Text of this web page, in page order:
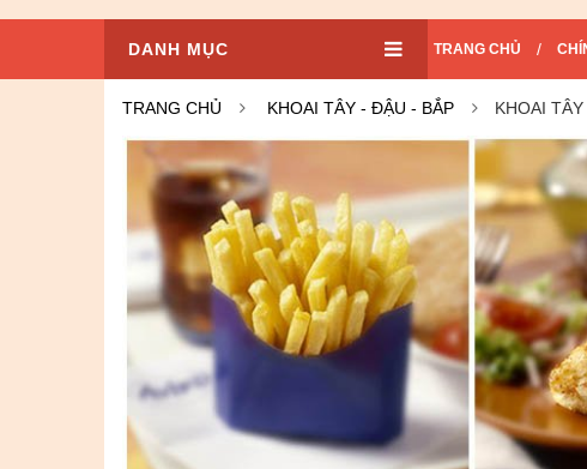
DANH MỤC TRANG CHỦ /
TRANG CHỦ KHOAI TÂY - ĐẬU - BẮP KHOAI